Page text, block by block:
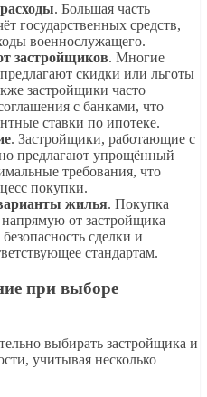
. Большая часть
государственных средств,
военнослужащего.
застройщиков. Многие
скидки или льготы
застройщики часто
с банками, что
ставки по ипотеке.
. Застройщики, работающие с
предлагают упрощённый
требования, что
покупки.
жилья. Покупка
от застройщика
сделки и
стандартам.
при выборе
выбирать застройщика и
учитывая несколько